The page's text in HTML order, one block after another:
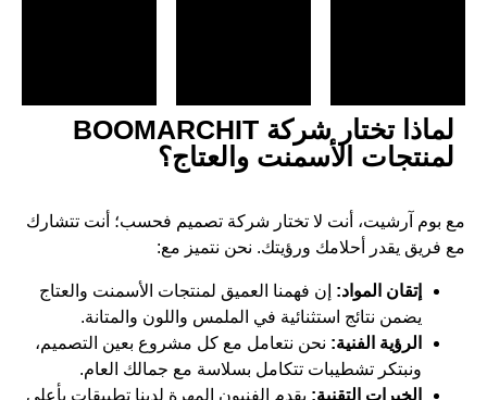
لماذا تختار شركة BOOMARCHIT
لمنتجات الأسمنت والعتاج؟
مع بوم آرشيت، أنت لا تختار شركة تصميم فحسب؛ أنت تتشارك
مع فريق يقدر أحلامك ورؤيتك. نحن نتميز مع:
إتقان المواد: إن فهمنا العميق لمنتجات الأسمنت والعتاج
يضمن نتائج استثنائية في الملمس واللون والمتانة.
الرؤية الفنية: نحن نتعامل مع كل مشروع بعين التصميم،
ونبتكر تشطيبات تتكامل بسلاسة مع جمالك العام.
الخبرات التقنية: يقدم الفنيون المهرة لدينا تطبيقات بأعلى